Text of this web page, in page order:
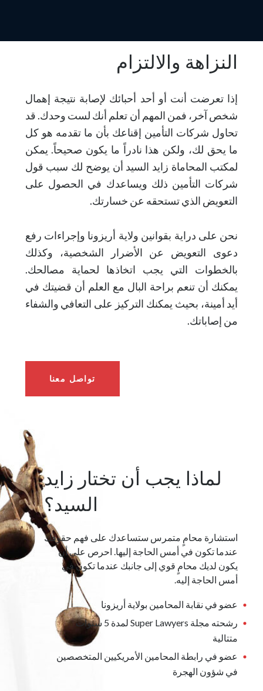
النزاهة والالتزام
إذا تعرضت أنت أو أحد أحبائك لإصابة نتيجة إهمال
شخص آخر، فمن المهم أن تعلم أنك لست وحدك. قد
تحاول شركات التأمين إقناعك بأن ما تقدمه هو كل
ما يحق لك، ولكن هذا نادراً ما يكون صحيحاً. يمكن
لمكتب المحاماة زايد السيد أن يوضح لك سبب قول
شركات التأمين ذلك ويساعدك في الحصول على
التعويض الذي تستحقه عن خسارتك.
نحن على دراية بقوانين ولاية أريزونا وإجراءات رفع
دعوى التعويض عن الأضرار الشخصية، وكذلك
بالخطوات التي يجب اتخاذها لحماية مصالحك.
يمكنك أن تنعم براحة البال مع العلم أن قضيتك في
أيد أمينة، بحيث يمكنك التركيز على التعافي والشفاء
من إصاباتك.
تواصل معنا
لماذا يجب أن تختار زايد
السيد؟
استشارة محامٍ متمرس ستساعدك على فهم حقوقك
عندما تكون في أمس الحاجة إليها. احرص على أن
يكون لديك محامٍ قوي إلى جانبك عندما تكون في
أمس الحاجة إليه.
عضو في نقابة المحامين بولاية أريزونا
رشحته مجلة Super Lawyers لمدة 5 سنوات
متتالية
عضو في رابطة المحامين الأمريكيين المتخصصين
في شؤون الهجرة